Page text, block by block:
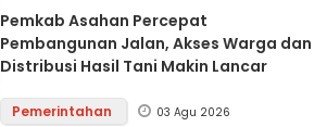
Pemkab Asahan Percepat
Pembangunan Jalan, Akses Warga dan
Distribusi Hasil Tani Makin Lancar
Pemerintahan 03 Agu 2026